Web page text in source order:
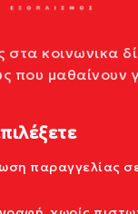
κοινωνικα
που μαθαίνουν
παραγγελίας